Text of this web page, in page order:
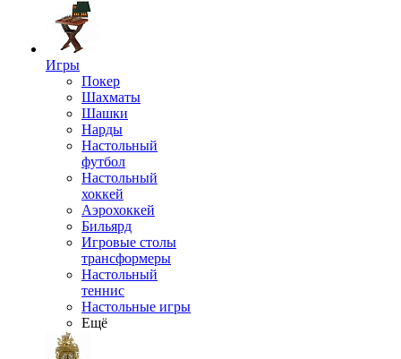
Игры
Покер
Шахматы
Шашки
Нарды
Настольный
футбол
Настольный
хоккей
Аэрохоккей
Бильярд
Игровые столы
трансформеры
Настольный
теннис
Настольные игры
Ещё